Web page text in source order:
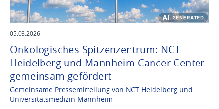
05.08.2026
Onkologisches Spitzenzentrum: NCT
Heidelberg und Mannheim Cancer Center
gemeinsam gefördert
Gemeinsame Pressemitteilung von NCT Heidelberg und
Universitätsmedizin Mannheim